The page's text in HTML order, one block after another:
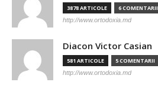
3878 ARTICOLE 6 COMENTARII
http://www.ortodoxia.md
Diacon Victor Casian
581 ARTICOLE 5 COMENTARII
http://www.ortodoxia.md